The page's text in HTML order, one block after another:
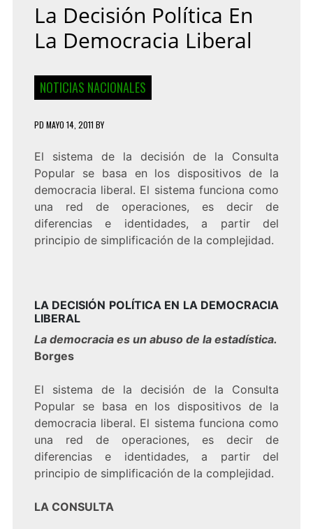
La Decisión Política En
La Democracia Liberal
NOTICIAS NACIONALES
PD MAYO 14, 2011 BY
El sistema de la decisión de la Consulta
Popular se basa en los dispositivos de la
democracia liberal. El sistema funciona como
una red de operaciones, es decir de
diferencias e identidades, a partir del
principio de simplificación de la complejidad.
LA DECISIÓN POLÍTICA EN LA DEMOCRACIA
LIBERAL
La democracia es un abuso de la estadística.
Borges
El sistema de la decisión de la Consulta
Popular se basa en los dispositivos de la
democracia liberal. El sistema funciona como
una red de operaciones, es decir de
diferencias e identidades, a partir del
principio de simplificación de la complejidad.
LA CONSULTA